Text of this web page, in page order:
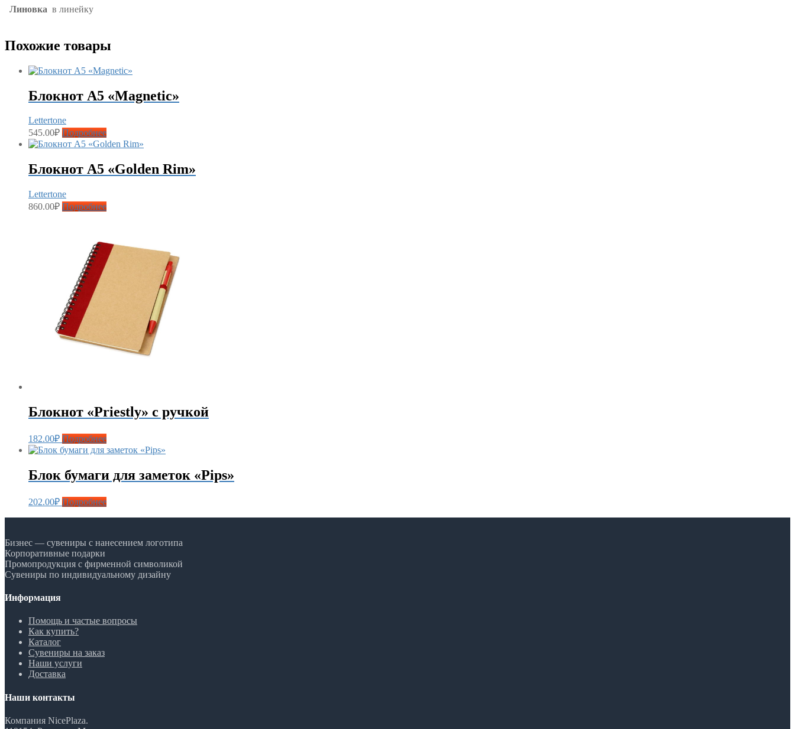
Линовка в линейку
Похожие товары
Блокнот А5 «Magnetic»
Lettertone
545.00₽ Подробнее
Блокнот А5 «Golden Rim»
Lettertone
860.00₽ Подробнее
Блокнот «Priestly» с ручкой
182.00₽ Подробнее
Блок бумаги для заметок «Pips»
202.00₽ Подробнее
Бизнес — сувениры с нанесением логотипа
Корпоративные подарки
Промопродукция с фирменной символикой
Сувениры по индивидуальному дизайну
Информация
Помощь и частые вопросы
Как купить?
Каталог
Сувениры на заказ
Наши услуги
Доставка
Наши контакты
Компания NicePlaza.